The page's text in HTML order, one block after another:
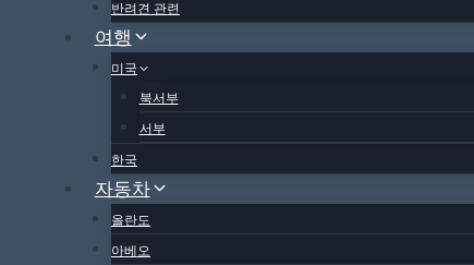
반려견 관련
여행
미국
북서부
서부
한국
자동차
올란도
아베오